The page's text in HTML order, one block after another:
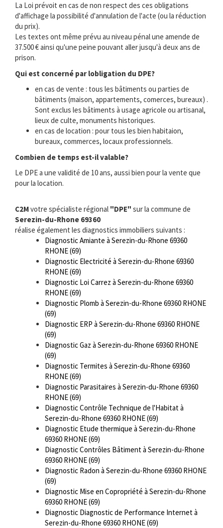
La Loi prévoit en cas de non respect des ces obligations
d'affichage la possibilité d'annulation de l'acte (ou la réduction
du prix).
Les textes ont même prévu au niveau pénal une amende de
37.500 € ainsi qu'une peine pouvant aller jusqu'à deux ans de
prison.
Qui est concerné par lobligation du DPE?
en cas de vente : tous les bâtiments ou parties de
bâtiments (maison, appartements, comerces, bureaux) .
Sont exclus les bâtiments à usage agricole ou artisanal,
lieux de culte, monuments historiques.
en cas de location : pour tous les bien habitaion,
bureaux, commerces, locaux professionnels.
Combien de temps est-il valable?
Le DPE a une validité de 10 ans, aussi bien pour la vente que
pour la location.
C2Mvotre spécialiste régional "DPE" sur la commune de
Serezin-du-Rhone 69360
réalise également les diagnostics immobiliers suivants :
Diagnostic Amiante à Serezin-du-Rhone 69360
RHONE (69)
Diagnostic Electricité à Serezin-du-Rhone 69360
RHONE (69)
Diagnostic Loi Carrez à Serezin-du-Rhone 69360
RHONE (69)
Diagnostic Plomb à Serezin-du-Rhone 69360 RHONE
(69)
Diagnostic ERP à Serezin-du-Rhone 69360 RHONE
(69)
Diagnostic Gaz à Serezin-du-Rhone 69360 RHONE
(69)
Diagnostic Termites à Serezin-du-Rhone 69360
RHONE (69)
Diagnostic Parasitaires à Serezin-du-Rhone 69360
RHONE (69)
Diagnostic Contrôle Technique de l'Habitat à
Serezin-du-Rhone 69360 RHONE (69)
Diagnostic Etude thermique à Serezin-du-Rhone
69360 RHONE (69)
Diagnostic Contrôles Bâtiment à Serezin-du-Rhone
69360 RHONE (69)
Diagnostic Radon à Serezin-du-Rhone 69360 RHONE
(69)
Diagnostic Mise en Copropriété à Serezin-du-Rhone
69360 RHONE (69)
Diagnostic Diagnostic de Performance Internet à
Serezin-du-Rhone 69360 RHONE (69)